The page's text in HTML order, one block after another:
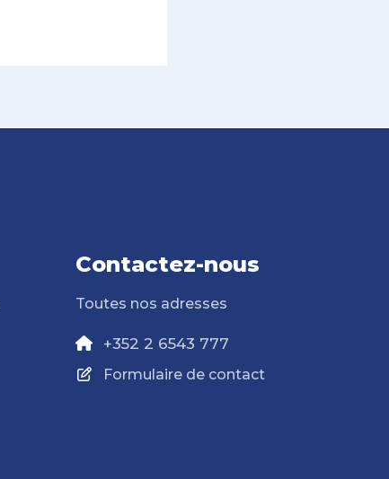
Contactez-nous
Toutes nos adresses
+352 2 6543 777
Formulaire de contact